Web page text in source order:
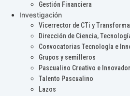
Gestión Financiera
Investigación
Vicerrector de CTi y
Dirección de Ciencia,
Convocatorias Tecnología e
Grupos y semilleros
Pascualino Creativo e Innovador
Talento Pascualino
Lazos